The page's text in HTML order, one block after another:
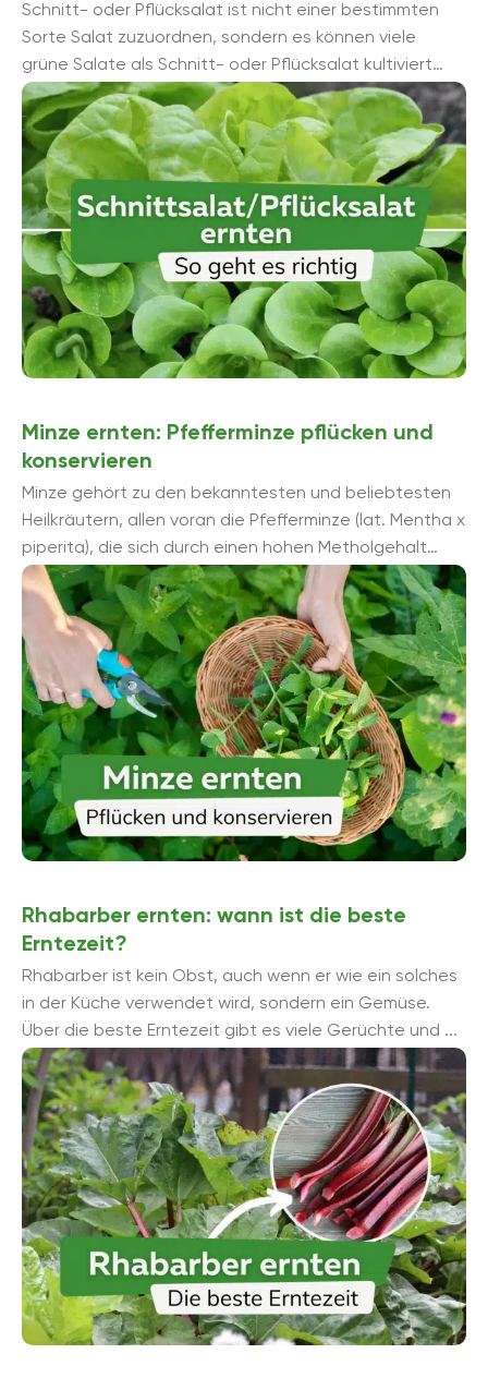
Schnitt- oder Pflücksalat ist nicht einer bestimmten
Sorte Salat zuzuordnen, sondern es können viele
grüne Salate als Schnitt- oder Pflücksalat kultiviert
werden. Doch wie sieht die ...
Minze ernten: Pfefferminze pflücken und
konservieren
Minze gehört zu den bekanntesten und beliebtesten
Heilkräutern, allen voran die Pfefferminze (lat. Mentha x
piperita), die sich durch einen hohen Metholgehalt
auszeichnet. Der Anbau aller Sorten der ...
Rhabarber ernten: wann ist die beste
Erntezeit?
Rhabarber ist kein Obst, auch wenn er wie ein solches
in der Küche verwendet wird, sondern ein Gemüse.
Über die beste Erntezeit gibt es viele Gerüchte und ...